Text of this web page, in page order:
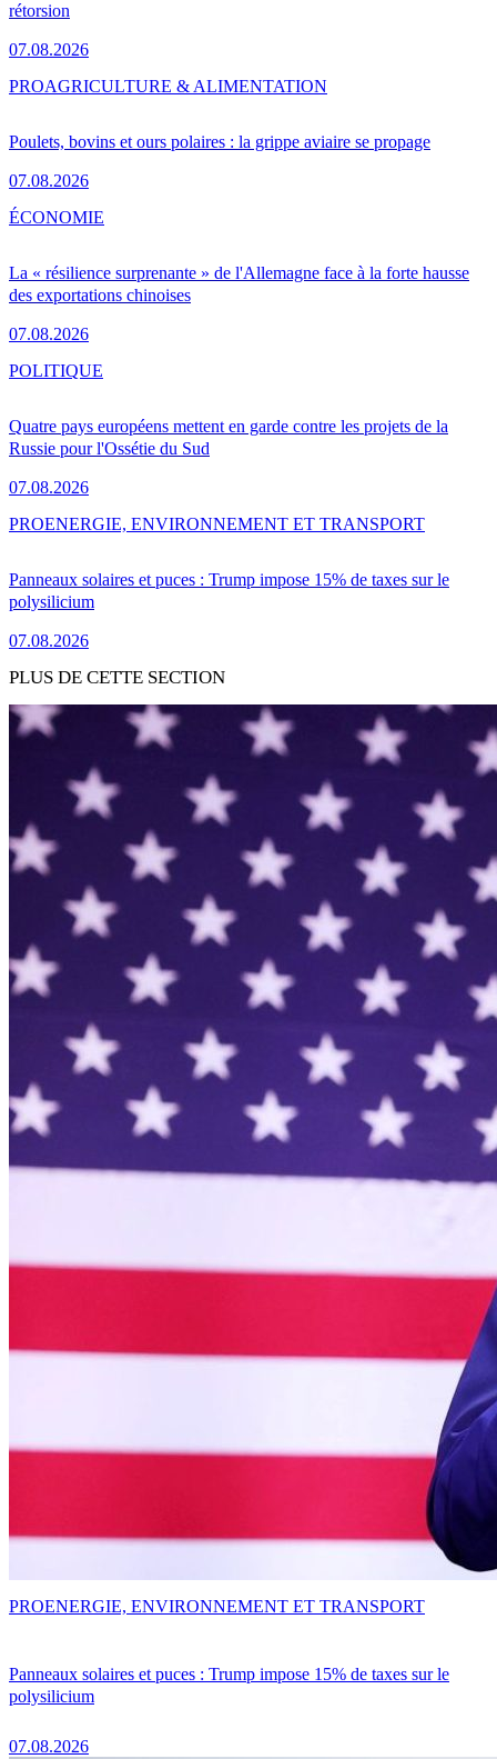
rétorsion
07.08.2026
Poulets, bovins et ours polaires : la grippe aviaire se propage
07.08.2026
PROAGRICULTURE & ALIMENTATION
La « résilience surprenante » de l'Allemagne face à la forte hausse
des exportations chinoises
07.08.2026
ÉCONOMIE
Quatre pays européens mettent en garde contre les projets de la
Russie pour l'Ossétie du Sud
07.08.2026
POLITIQUE
Panneaux solaires et puces : Trump impose 15% de taxes sur le
polysilicium
07.08.2026
PROENERGIE, ENVIRONNEMENT ET TRANSPORT
PLUS DE CETTE SECTION
Panneaux solaires et puces : Trump impose 15% de taxes sur le
polysilicium
07.08.2026
PROENERGIE, ENVIRONNEMENT ET TRANSPORT